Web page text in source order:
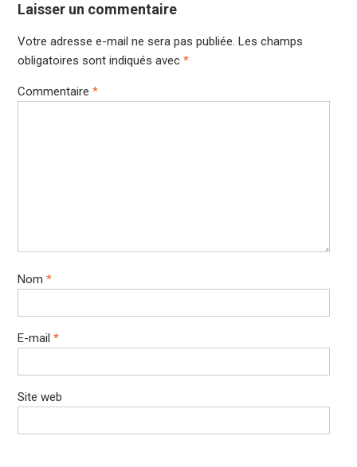
Laisser un commentaire
Votre adresse e-mail ne sera pas publiée. Les champs
obligatoires sont indiqués avec *
Commentaire *
Nom *
E-mail *
Site web